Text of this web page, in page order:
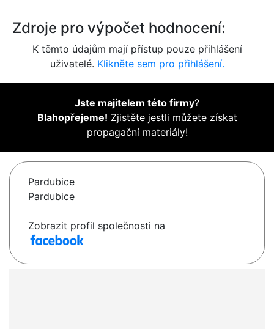
Zdroje pro výpočet hodnocení:
K těmto údajům mají přístup pouze přihlášení
uživatelé. Klikněte sem pro přihlášení.
Jste majitelem této firmy?
Blahopřejeme! Zjistěte jestli můžete získat
propagační materiály!
Pardubice
Pardubice
Zobrazit profil společnosti na